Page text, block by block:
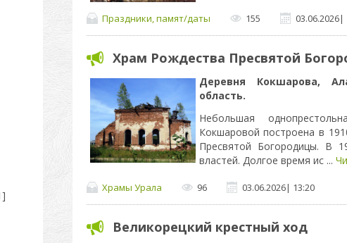
Праздники, памят/даты 155 03.06.2026|
Храм Рождества Пресвятой
Деревня Кокшарова,
область.
Небольшая
Кокшаровой построена в
Пресвятой Богородицы. В
властей. Долгое время ис ...
Храмы Урала 96 03.06.2026| 13:20
Великорецкий крестный ход